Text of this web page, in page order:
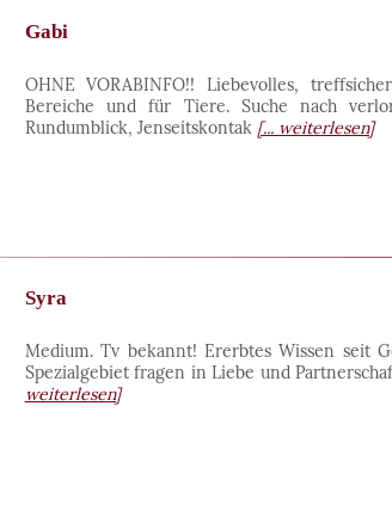
Gabi
OHNE VORABINFO!! Liebevolles,
Bereiche und für Tiere. Suche nach
Rundumblick, Jenseitskontak [... weiterlesen]
Syra
Medium. Tv bekannt! Ererbtes Wissen seit
Spezialgebiet fragen in Liebe und
weiterlesen]